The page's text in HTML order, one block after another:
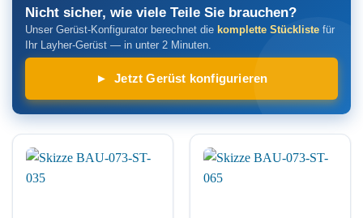
Nicht sicher, wie viele Teile Sie brauchen?
Unser Gerüst-Konfigurator berechnet die komplette Stückliste für
Ihr Layher-Gerüst — in unter 2 Minuten.
► Jetzt Gerüst konfigurieren